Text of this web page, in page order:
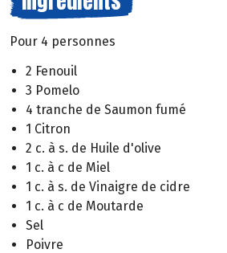
Pour 4 personnes
2 Fenouil
3 Pomelo
4 tranche de Saumon fumé
1 Citron
2 c. à s. de Huile d'olive
1 c. à c de Miel
1 c. à s. de Vinaigre de cidre
1 c. à c de Moutarde
Sel
Poivre